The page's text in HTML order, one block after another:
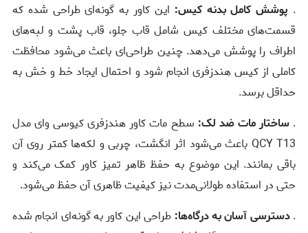
. پوشش کامل بدنه کیس: این کاور به گونه‌ای طراحی شده که
قسمت‌های مختلف کیس شامل قاب جلو، قاب پشت و لبه‌های
اطراف را پوشش می‌دهد. چنین طراحی‌ای باعث می‌شود محافظت
کاملی از کیس هندزفری انجام شود و احتمال ایجاد خط و خش به
حداقل برسد.
. ساختار مات ضد لک: سطح مات کاور هندزفری کیوسی وای مدل
QCY T13 باعث می‌شود اثر انگشت، چربی و لکه‌ها کمتر روی آن
باقی بمانند. این موضوع به حفظ ظاهر تمیز کاور کمک می‌کند و
حتی در استفاده طولانی‌مدت نیز کیفیت ظاهری آن حفظ می‌شود.
.دسترسی آسان به درگاه‌ها: طراحی این کاور به گونه‌ای انجام شده